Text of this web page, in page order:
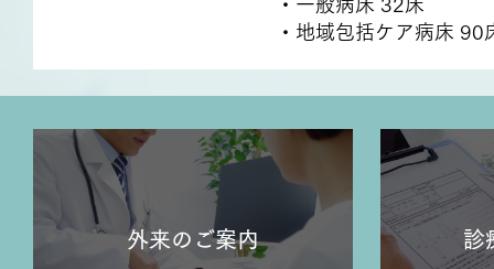
・一般病床 32床
・地域包括ケア病床 90
外来のご案内 診